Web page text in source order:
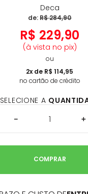
Deca
de:R$284,90
R$ 229,90
(à vista no pix)
ou
2x de R$ 114,95
no cartão de crédito
SELECIONE A
＋
－
COMPRAR